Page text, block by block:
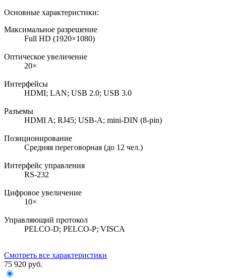
Основные характеристики:
Максимальное разрешение
Full HD (1920×1080)
Оптическое увеличение
20×
Интерфейсы
HDMI; LAN; USB 2.0; USB 3.0
Разъемы
HDMI A; RJ45; USB-A; mini-DIN (8-pin)
Позиционирование
Средняя переговорная (до 12 чел.)
Интерфейс управления
RS-232
Цифровое увеличение
10×
Управляющий протокол
PELCO-D; PELCO-P; VISCA
Смотреть все характеристики
75 920 руб.